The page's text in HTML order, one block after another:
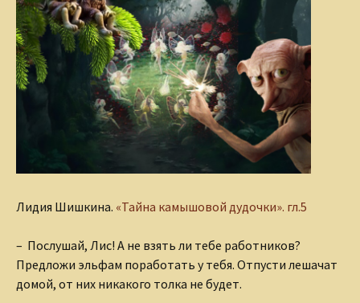
Лидия Шишкина. «Тайна камышовой дудочки». гл.5
– Послушай, Лис! А не взять ли тебе работников?
Предложи эльфам поработать у тебя. Отпусти лешачат
домой, от них никакого толка не будет.